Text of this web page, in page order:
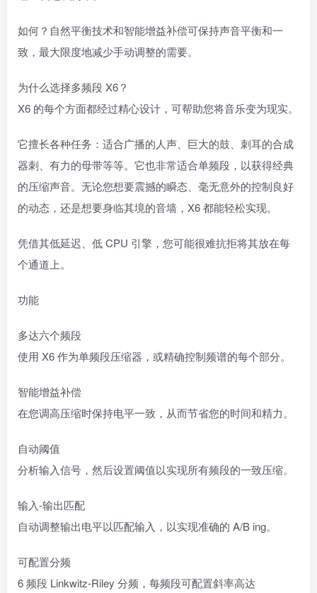
如何？自然平衡技术和智能增益补偿可保持声音平衡和一
致，最大限度地减少手动调整的需要。
为什么选择多频段 X6？
X6 的每个方面都经过精心设计，可帮助您将音乐变为现实。
它擅长各种任务：适合广播的人声、巨大的鼓、刺耳的合成
器刺、有力的母带等等。它也非常适合单频段，以获得经典
的压缩声音。无论您想要震撼的瞬态、毫无意外的控制良好
的动态，还是想要身临其境的音墙，X6 都能轻松实现。
凭借其低延迟、低 CPU 引擎，您可能很难抗拒将其放在每
个通道上。
功能
多达六个频段
使用 X6 作为单频段压缩器，或精确控制频谱的每个部分。
智能增益补偿
在您调高压缩时保持电平一致，从而节省您的时间和精力。
自动阈值
分析输入信号，然后设置阈值以实现所有频段的一致压缩。
输入-输出匹配
自动调整输出电平以匹配输入，以实现准确的 A/B ing。
可配置分频
6 频段 Linkwitz-Riley 分频，每频段可配置斜率高达